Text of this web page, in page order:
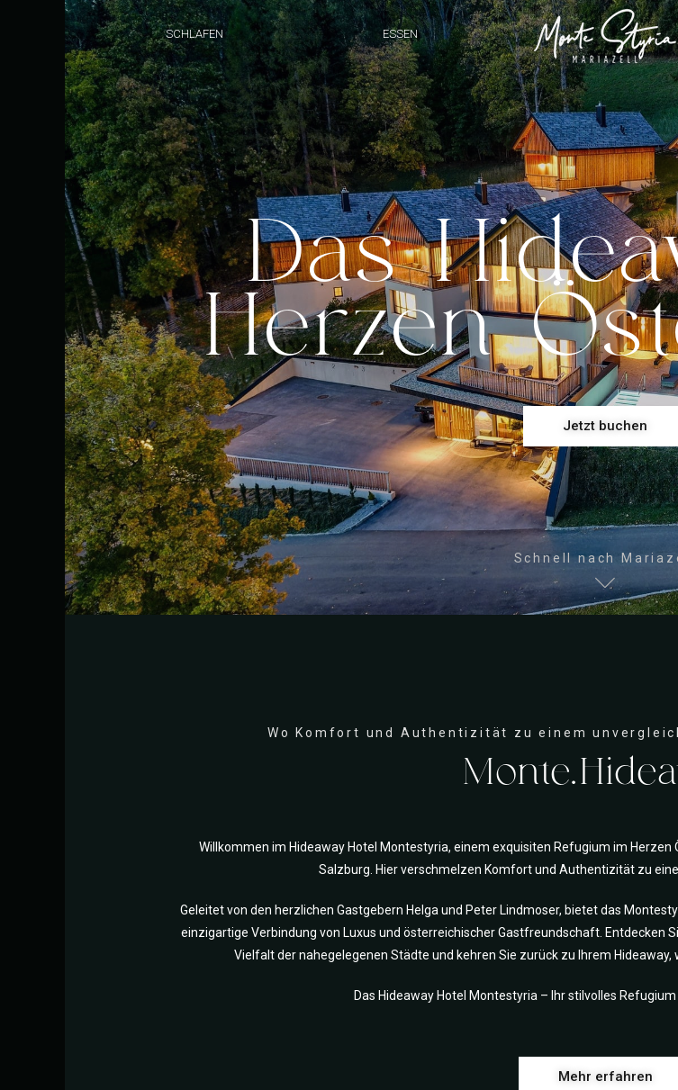
SCHLAFEN ESSEN
Das
Herzen
Jetzt buchen
Schnell nach
Wo Komfort und Authentizität zu einem
Willkommen im Hideaway Hotel Montestyria, einem exquisiten Refugium im Herzen
Salzburg. Hier verschmelzen Komfort und Authentizität zu
Geleitet von den herzlichen Gastgebern Helga und Peter Lindmoser, bietet das
einzigartige Verbindung von Luxus und österreichischer Gastfreundschaft. Entdecken
Vielfalt der nahegelegenen Städte und kehren Sie zurück zu Ihrem Hideaway,
Das Hideaway Hotel Montestyria – Ihr stilvolles
Mehr erfahren